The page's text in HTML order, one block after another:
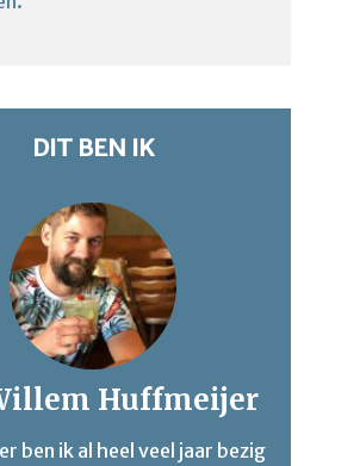
DIT BEN IK
Huffmeijer
ben ik al heel veel jaar bezig